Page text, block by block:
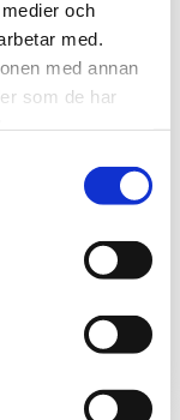
och
med.
med annan
som de har
CO2 0-
med mätområde
ppm, analoga